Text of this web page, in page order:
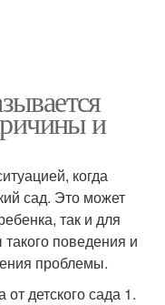
и
когда
сад. Это может
так и для
поведения и
проблемы.
детского сада 1.